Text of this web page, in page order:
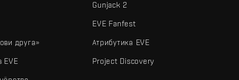
друга»
EVE
Gunjack 2
EVE Fanfest
Атрибутика EVE
Project Discovery